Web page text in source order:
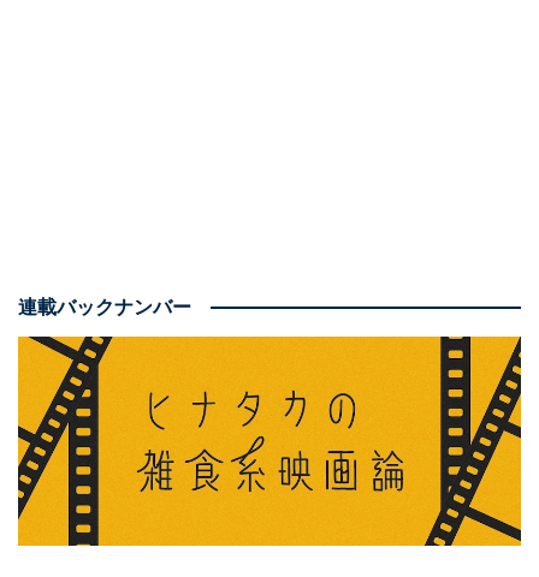
で、応援したくなるはず。ちょっと怖いシーンもありつ
つ、ギクシャクしたコミュニケーションにクスッと笑え
たりもする「ホラーコメディー」であり、友情を育む様
も丹念に描かれる青春劇にもなっています。
今回の映画では、原作の2巻に登場する「おばけ屋敷」
のシーンに着想を得た「学園祭の準備」を物語の主軸と
連載バックナンバー